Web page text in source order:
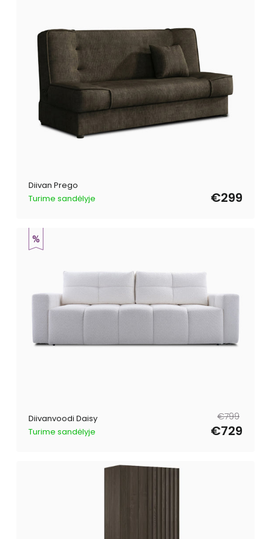
Diivan Prego
Turime sandėlyje
€299
Diivanvoodi Daisy
Turime sandėlyje
Tavahind
€799
Müügihind
€729